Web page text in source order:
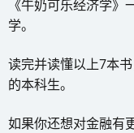
《牛奶可乐经济学
学。
读完并读懂以上7本
的本科生。
如果你还想对金融有